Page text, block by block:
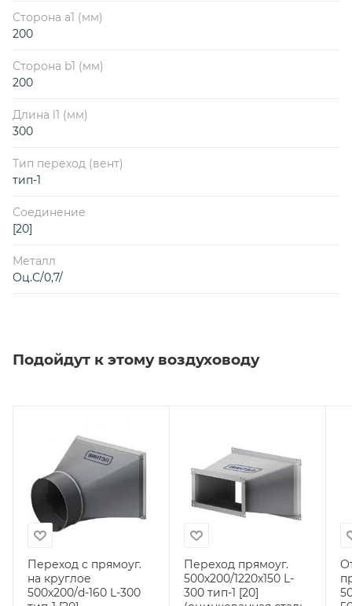
Сторона a1 (мм)
200
Сторона b1 (мм)
200
Длина l1 (мм)
300
Тип переход (вент)
тип-1
Соединение
[20]
Металл
Оц.С/0,7/
Подойдут к этому воздуховоду
Переход с прямоуг.
на круглое
500х200/d-160 L-300
Переход прямоуг.
500х200/1220х150 L-
300 тип-1 [20]